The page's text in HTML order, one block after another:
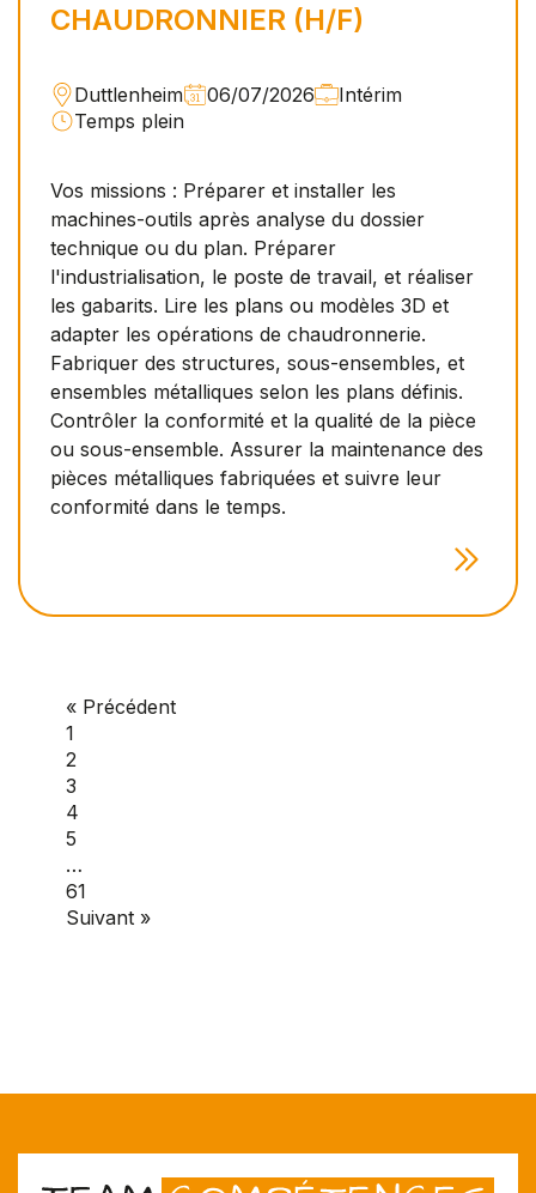
CHAUDRONNIER (H/F)
Duttlenheim 06/07/2026
Intérim
Temps plein
Vos missions : Préparer et installer les
machines-outils après analyse du dossier
technique ou du plan. Préparer
l'industrialisation, le poste de travail, et réaliser
les gabarits. Lire les plans ou modèles 3D et
adapter les opérations de chaudronnerie.
Fabriquer des structures, sous-ensembles, et
ensembles métalliques selon les plans définis.
Contrôler la conformité et la qualité de la pièce
ou sous-ensemble. Assurer la maintenance des
pièces métalliques fabriquées et suivre leur
conformité dans le temps.
« Précédent
1
2
3
4
5
…
61
Suivant »